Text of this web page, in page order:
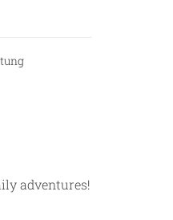
adventures!